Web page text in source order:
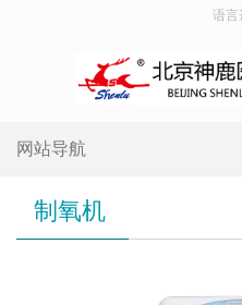
语言
网站导航
制氧机